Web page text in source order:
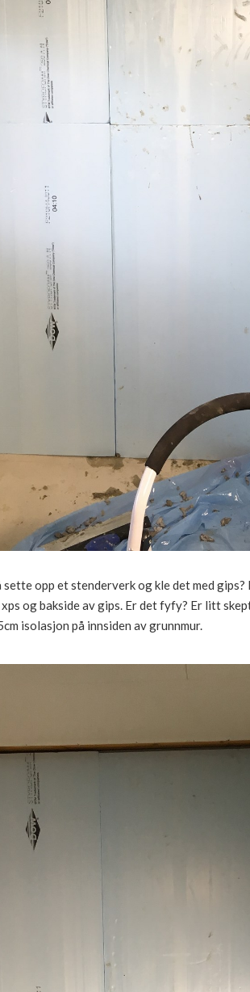
opp et stenderverk og kle det med
og bakside av gips. Er det fyfy? Er litt
isolasjon på innsiden av grunnmur.